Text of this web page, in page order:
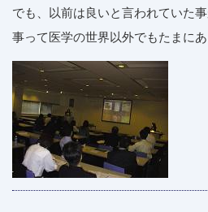
でも、以前は良いと言われていた
事って医学の世界以外でもたまにあ